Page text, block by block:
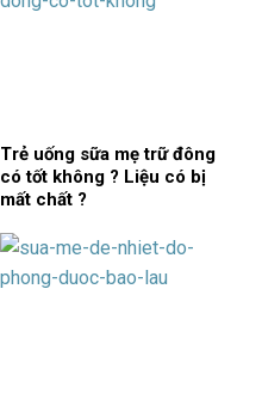
Trẻ uống sữa mẹ trữ đông
có tốt không ? Liệu có bị
mất chất ?